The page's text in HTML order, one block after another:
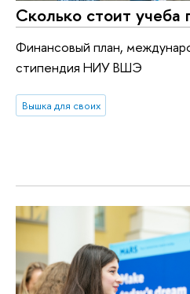
Сколько стоит учеба
Финансовый план,
стипендия НИУ ВШЭ
Вышка для своих